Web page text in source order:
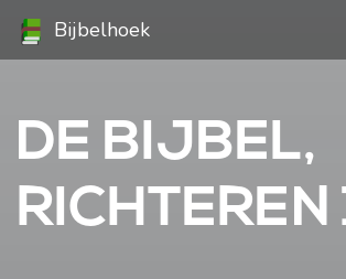
Bijbelhoek
DE BIJBEL,
RICHTEREN